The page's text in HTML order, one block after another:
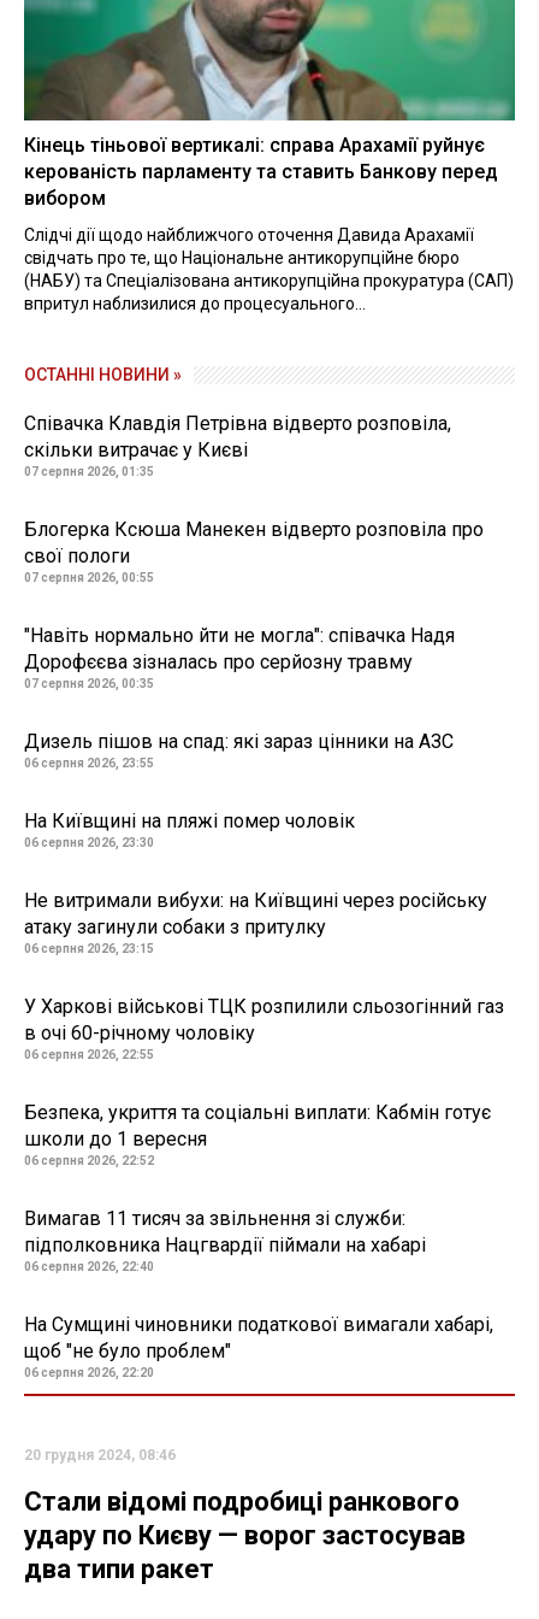
Кінець тіньової вертикалі: справа Арахамії руйнує
керованість парламенту та ставить Банкову перед
вибором
Слідчі дії щодо найближчого оточення Давида Арахамії
свідчать про те, що Національне антикорупційне бюро
(НАБУ) та Спеціалізована антикорупційна прокуратура (САП)
впритул наблизилися до процесуального...
ОСТАННІ НОВИНИ »
Співачка Клавдія Петрівна відверто розповіла,
скільки витрачає у Києві
07 серпня 2026, 01:35
Блогерка Ксюша Манекен відверто розповіла про
свої пологи
07 серпня 2026, 00:55
"Навіть нормально йти не могла": співачка Надя
Дорофєєва зізналась про серйозну травму
07 серпня 2026, 00:35
Дизель пішов на спад: які зараз цінники на АЗС
06 серпня 2026, 23:55
На Київщині на пляжі помер чоловік
06 серпня 2026, 23:30
Не витримали вибухи: на Київщині через російську
атаку загинули собаки з притулку
06 серпня 2026, 23:15
У Харкові військові ТЦК розпилили сльозогінний газ
в очі 60-річному чоловіку
06 серпня 2026, 22:55
Безпека, укриття та соціальні виплати: Кабмін готує
школи до 1 вересня
06 серпня 2026, 22:52
Вимагав 11 тисяч за звільнення зі служби:
підполковника Нацгвардії піймали на хабарі
06 серпня 2026, 22:40
На Сумщині чиновники податкової вимагали хабарі,
щоб "не було проблем"
06 серпня 2026, 22:20
20 грудня 2024, 08:46
Стали відомі подробиці ранкового
удару по Києву — ворог застосував
два типи ракет